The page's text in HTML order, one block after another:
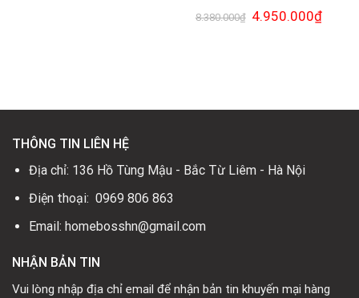
8.380.000₫
Giá
gốc
4.950.000₫Giá
hiện
THÔNG TIN LIÊN HỆ
Địa chỉ: 136 Hồ Tùng Mậu - Bắc Từ Liêm - Hà Nội
Điện thoại: 0969 806 863
Email: homebosshn@gmail.com
NHẬN BẢN TIN
Vui lòng nhập địa chỉ email để nhận bản tin khuyến mại hàng